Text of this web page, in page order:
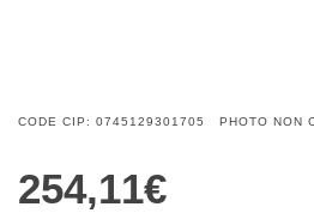
CODE CIP: 0745129301705 PHOTO NON
254,11€